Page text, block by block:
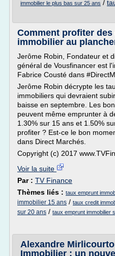
immobilier le plus bas sur 25 ans /
Comment profiter
immobilier au
Jerôme Robin, Fondateur et
général de Vousfinancer est
Fabrice Cousté dans
Jerôme Robin décrypte les
immobiliers qui devraient
baisse en septembre. Les
peuvent même emprunter à
1.30% sur 15 ans et 1.50%
profiter ? Est-ce le bon
dans Direct Marchés.
Copyright (c) 2017
Voir la suite
Par : TV Finance
Thèmes liés : taux emprunt
immobilier 15 ans / taux credit
sur 20 ans / taux emprunt immobilier
Alexandre
Immobilier : un